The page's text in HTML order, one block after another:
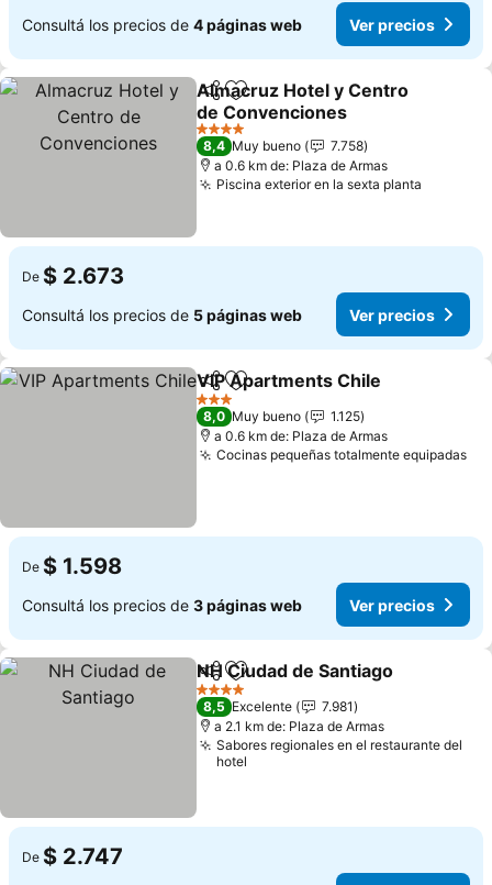
Consultá los precios de 4 páginas web Ver precios
CompartirAñadir a favoritos
Almacruz Hotel y Centro
de Convenciones
Ver precios
4 Estrellas
8,4 Muy bueno
7.758
a 0.6 km de: Plaza de Armas
Piscina exterior en la sexta planta
De $ 2.673
Consultá los precios de 5 páginas web Ver precios
CompartirAñadir a favoritos
VIP Apartments Chile
3 Estrellas
8,0 Muy bueno
1.125
a 0.6 km de: Plaza de Armas
Cocinas pequeñas totalmente equipadas
De $ 1.598
Consultá los precios de 3 páginas web Ver precios
CompartirAñadir a favoritos
NH Ciudad de Santiago
4 Estrellas
8,5 Excelente
7.981
a 2.1 km de: Plaza de Armas
Sabores regionales en el restaurante del
hotel
De $ 2.747